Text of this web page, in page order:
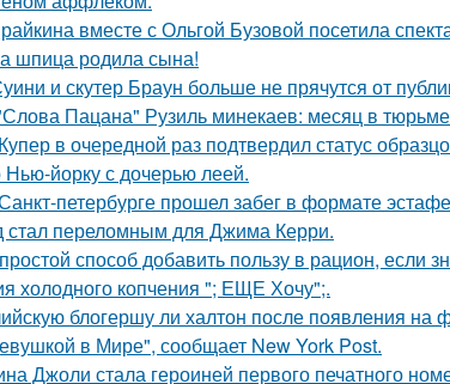
вместе с Ольгой Бузовой посетила
шпица родила сына!
и скутер Браун больше не прячутся от
Пацана" Рузиль минекаев: месяц в
в очередной раз подтвердил статус
Нью-йорку с дочерью леей.
петербурге прошел забег в формате
стал переломным для Джима Керри.
способ добавить пользу в рацион, если
холодного копчения "; ЕЩЕ Хочу";.
блогершу ли халтон после появления
в Мире", сообщает New York Post.
Джоли стала героиней первого печатного